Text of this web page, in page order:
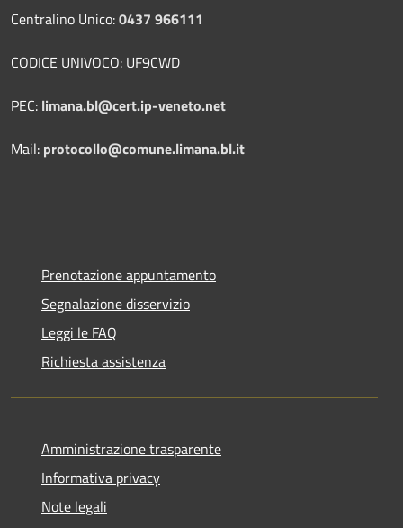
Centralino Unico:0437 966111
CODICE UNIVOCO: UF9CWD
PEC: limana.bl@cert.ip-veneto.net
Mail: protocollo@comune.limana.bl.it
Prenotazione appuntamento
Segnalazione disservizio
Leggi le FAQ
Richiesta assistenza
Amministrazione trasparente
Informativa privacy
Note legali